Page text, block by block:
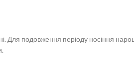
Для подовження періоду носіння